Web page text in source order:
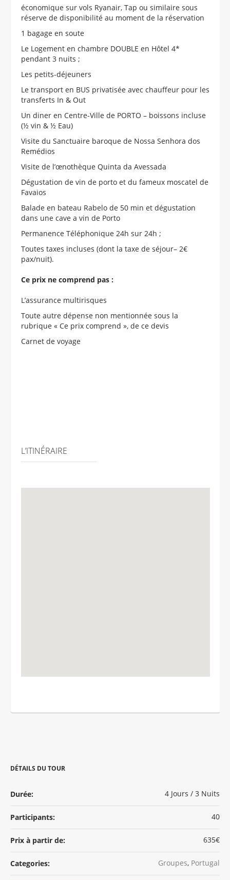
économique sur vols Ryanair, Tap ou similaire sous
réserve de disponibilité au moment de la réservation
1 bagage en soute
Le Logement en chambre DOUBLE en Hôtel 4*
pendant 3 nuits ;
Les petits-déjeuners
Le transport en BUS privatisée avec chauffeur pour les
transferts In & Out
Un diner en Centre-Ville de PORTO – boissons incluse
(½ vin & ½ Eau)
Visite du Sanctuaire baroque de Nossa Senhora dos
Remédios
Visite de l’œnothèque Quinta da Avessada
Dégustation de vin de porto et du fameux moscatel de
Favaios
Balade en bateau Rabelo de 50 min et dégustation
dans une cave a vin de Porto
Permanence Téléphonique 24h sur 24h ;
Toutes taxes incluses (dont la taxe de séjour– 2€
pax/nuit).
Ce prix ne comprend pas :
L’assurance multirisques
Toute autre dépense non mentionnée sous la
rubrique « Ce prix comprend », de ce devis
Carnet de voyage
L’ITINÉRAIRE
DÉTAILS DU TOUR
Durée: 4 Jours / 3 Nuits
Participants: 40
Prix à partir de: 635€
Categories: Groupes, Portugal